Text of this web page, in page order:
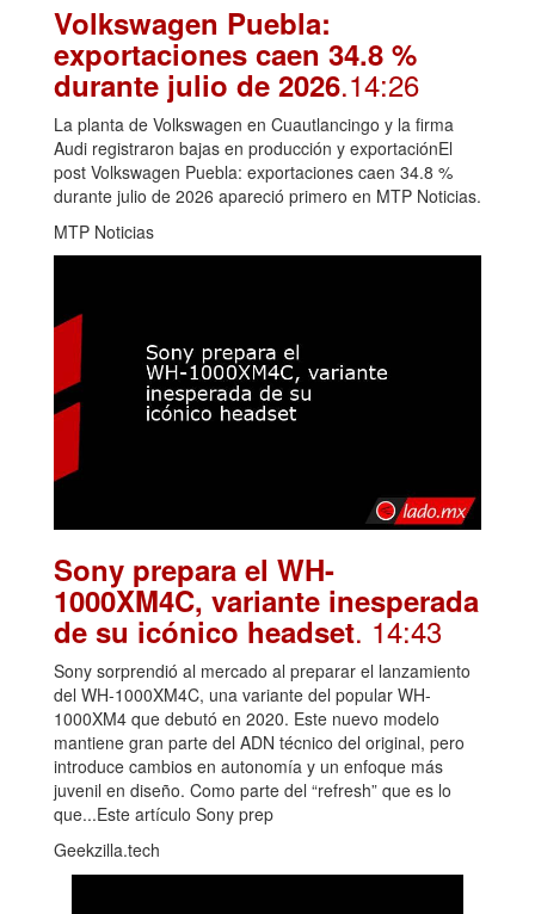
Volkswagen Puebla:
exportaciones caen 34.8 %
durante julio de 2026.14:26
La planta de Volkswagen en Cuautlancingo y la firma
Audi registraron bajas en producción y exportaciónEl
post Volkswagen Puebla: exportaciones caen 34.8 %
durante julio de 2026 apareció primero en MTP Noticias.
MTP Noticias
Sony prepara el WH-
1000XM4C, variante inesperada
de su icónico headset. 14:43
Sony sorprendió al mercado al preparar el lanzamiento
del WH-1000XM4C, una variante del popular WH-
1000XM4 que debutó en 2020. Este nuevo modelo
mantiene gran parte del ADN técnico del original, pero
introduce cambios en autonomía y un enfoque más
juvenil en diseño. Como parte del “refresh” que es lo
que...Este artículo Sony prep
Geekzilla.tech